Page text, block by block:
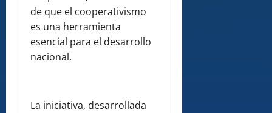
de que el cooperativismo
es una herramienta
esencial para el desarrollo
nacional.
La iniciativa, desarrollada